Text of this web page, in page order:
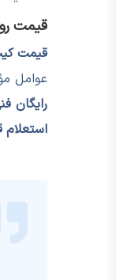
قیمت
قیمت
عوامل
رایگان